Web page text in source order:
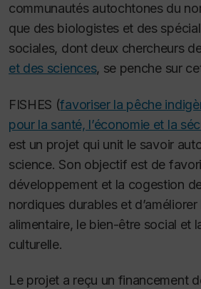
communautés autochtones du
que des biologistes et des
sociales, dont deux chercheurs
et des sciences, se penche sur
FISHES (favoriser la pêche
pour la santé, l’économie et la
est un projet qui unit le savoir
science. Son objectif est de
développement et la cogestion
nordiques durables et
alimentaire, le bien-être social et
culturelle.
Le projet a reçu un financement